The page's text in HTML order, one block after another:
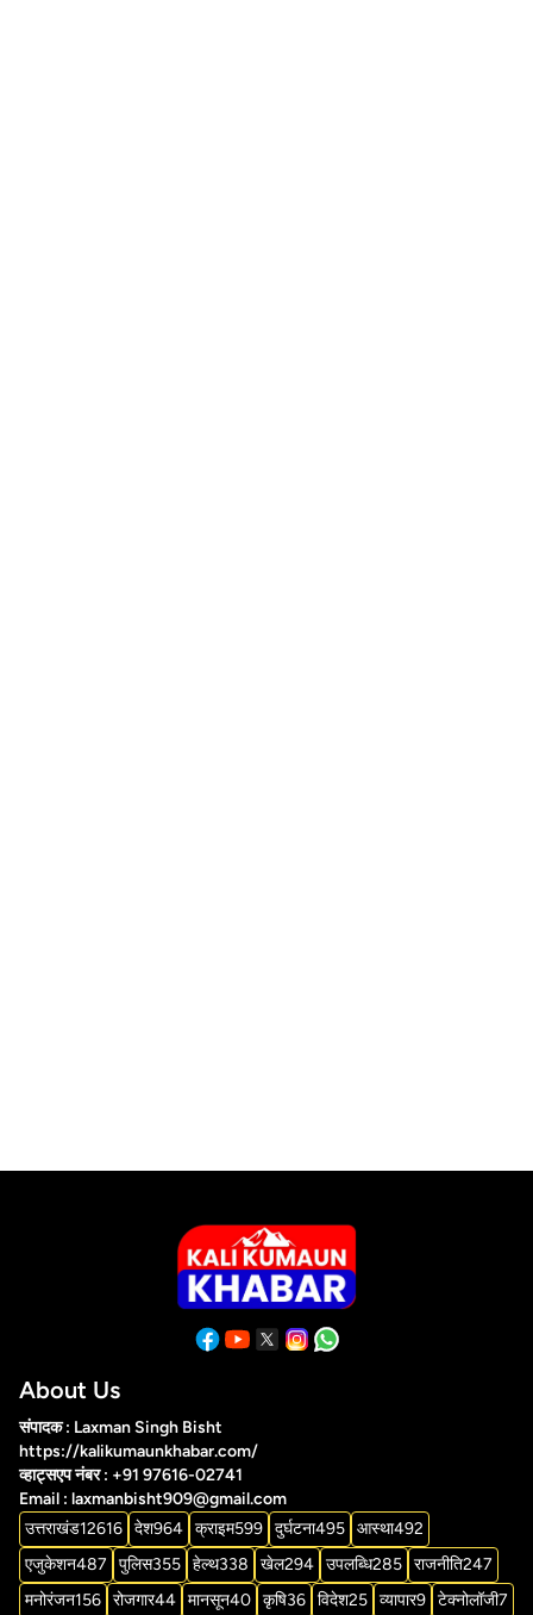
About Us
संपादक : Laxman Singh Bisht
https://kalikumaunkhabar.com/
व्हाट्सएप नंबर : +91 97616-02741
Email : laxmanbisht909@gmail.com
उत्तराखंड12616 देश964 क्राइम599 दुर्घटना495 आस्था492
एजुकेशन487 पुलिस355 हेल्थ338 खेल294 उपलब्धि285 राजनीति247
मनोरंजन156 रोजगार44 मानसून40 कृषि36 विदेश25 व्यापार9 टेक्नोलॉजी7